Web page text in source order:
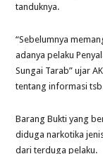
tanduknya.
“Sebelumnya
adanya pelaku
Sungai Tarab” ujar
tentang informasi
Barang Bukti yang
diduga narkotika
dari terduga pelaku.